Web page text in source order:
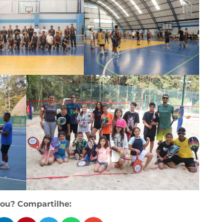
Compartilhe: